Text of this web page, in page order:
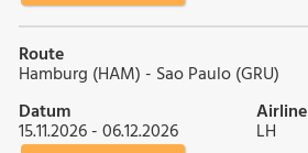
Route
Hamburg (HAM) - Sao Paulo (GRU)
Datum
15.11.2026 - 06.12.2026
Airline
LH